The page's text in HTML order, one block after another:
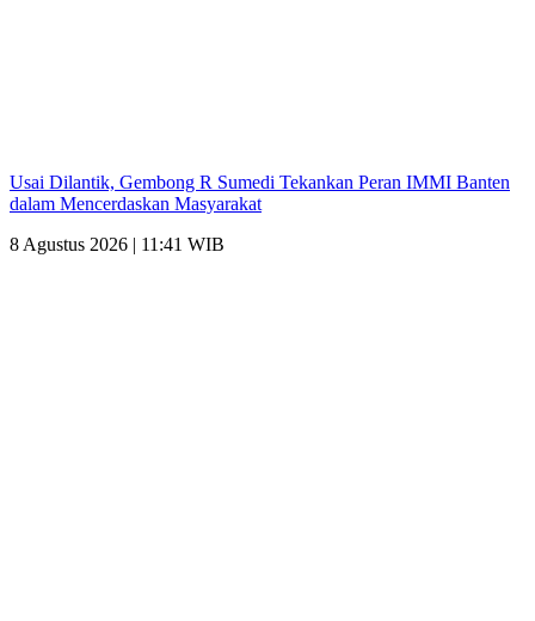
Usai Dilantik, Gembong R Sumedi Tekankan Peran IMMI Banten
dalam Mencerdaskan Masyarakat
8 Agustus 2026 | 11:41 WIB